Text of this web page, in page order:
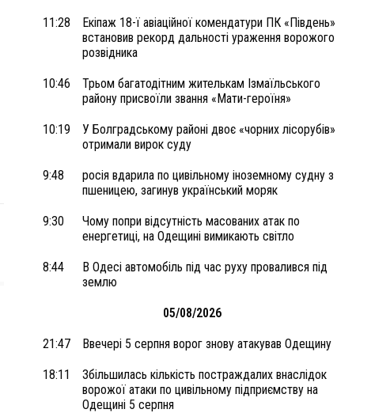
11:28
Екіпаж 18-ї авіаційної комендатури ПК «Південь»
встановив рекорд дальності ураження ворожого
розвідника
10:46
Трьом багатодітним жителькам Ізмаїльського
району присвоїли звання «Мати-героїня»
10:19
У Болградському районі двоє «чорних лісорубів»
отримали вирок суду
9:48
росія вдарила по цивільному іноземному судну з
пшеницею, загинув український моряк
9:30
Чому попри відсутність масованих атак по
енергетиці, на Одещині вимикають світло
8:44
В Одесі автомобіль під час руху провалився під
землю
05/08/2026
21:47 Ввечері 5 серпня ворог знову атакував Одещину
18:11
Збільшилась кількість постраждалих внаслідок
ворожої атаки по цивільному підприємству на
Одещині 5 серпня